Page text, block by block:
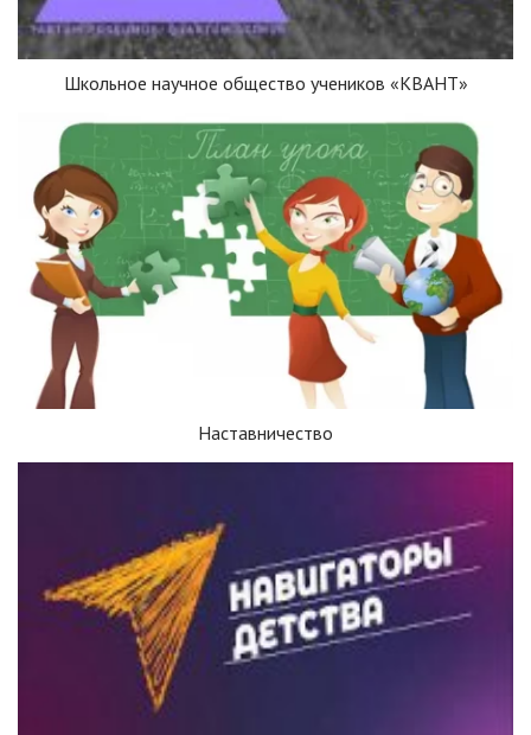
Школьное научное общество учеников «КВАНТ»
Наставничество